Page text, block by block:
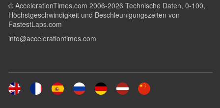
© AccelerationTimes.com 2006-2026 Technische Daten, 0-100,
Höchstgeschwindigkeit und Beschleunigungszeiten von
FastestLaps.com
info@accelerationtimes.com